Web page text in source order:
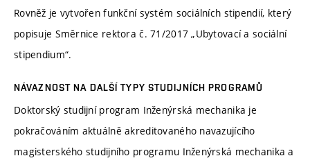
Rovněž je vytvořen funkční systém sociálních stipendií, který
popisuje Směrnice rektora č. 71/2017 „Ubytovací a sociální
stipendium“.
NÁVAZNOST NA DALŠÍ TYPY STUDIJNÍCH PROGRAMŮ
Doktorský studijní program Inženýrská mechanika je
pokračováním aktuálně akreditovaného navazujícího
magisterského studijního programu Inženýrská mechanika a